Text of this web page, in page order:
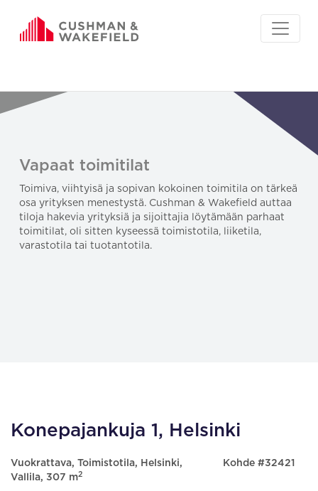
Vapaat toimitilat
Toimiva, viihtyisä ja sopivan kokoinen toimitila on tärkeä
osa yrityksen menestystä. Cushman & Wakefield auttaa
tiloja hakevia yrityksiä ja sijoittajia löytämään parhaat
toimitilat, oli sitten kyseessä toimistotila, liiketila,
varastotila tai tuotantotila.
Konepajankuja 1, Helsinki
Vuokrattava, Toimistotila, Helsinki,
Vallila, 307 m2
Kohde #32421